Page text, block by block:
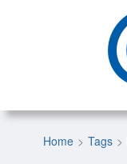
Home Tags